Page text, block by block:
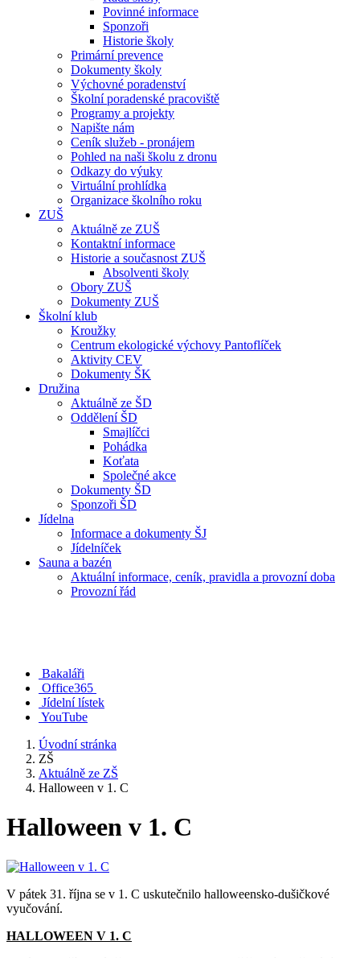
Povinné informace
Sponzoři
Historie školy
Primární prevence
Dokumenty školy
Výchovné poradenství
Školní poradenské pracoviště
Programy a projekty
Napište nám
Ceník služeb - pronájem
Pohled na naši školu z dronu
Odkazy do výuky
Virtuální prohlídka
Organizace školního roku
ZUŠ
Aktuálně ze ZUŠ
Kontaktní informace
Historie a současnost ZUŠ
Absolventi školy
Obory ZUŠ
Dokumenty ZUŠ
Školní klub
Kroužky
Centrum ekologické výchovy Pantoflíček
Aktivity CEV
Dokumenty ŠK
Družina
Aktuálně ze ŠD
Oddělení ŠD
Smajlíčci
Pohádka
Koťata
Společné akce
Dokumenty ŠD
Sponzoři ŠD
Jídelna
Informace a dokumenty ŠJ
Jídelníček
Sauna a bazén
Aktuální informace, ceník, pravidla a provozní doba
Provozní řád
Bakaláři
Office365
Jídelní lístek
YouTube
Úvodní stránka
ZŠ
Aktuálně ze ZŠ
Halloween v 1. C
Halloween v 1. C
V pátek 31. října se v 1. C uskutečnilo halloweensko-dušičkové
vyučování.
HALLOWEEN V 1. C